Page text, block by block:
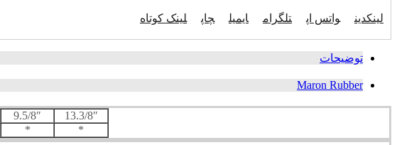
لینکدین واتس اپ تلگرام ایمیل چاپ لینک کوتاه
توضیحات
Maron Rubber
9.5/8″
13.3/8″
* *